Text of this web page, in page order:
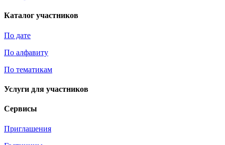
Каталог участников
По дате
По алфавиту
По тематикам
Услуги для участников
Сервисы
Приглашения